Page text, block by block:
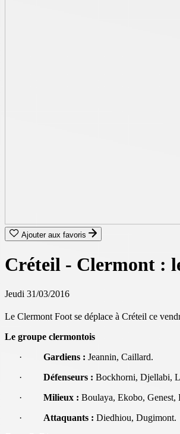
Ajouter aux favoris
Créteil - Clermont :
Jeudi 31/03/2016
Le Clermont Foot se déplace à Créteil ce
Le groupe clermontois
· Gardiens : Jeannin, Caillard.
· Défenseurs : Bockhorni, Djellabi,
· Milieux : Boulaya, Ekobo, Genest,
· Attaquants : Diedhiou, Dugimont.